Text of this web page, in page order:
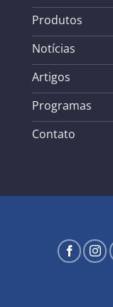
Produtos
Notícias
Artigos
Programas
Contato